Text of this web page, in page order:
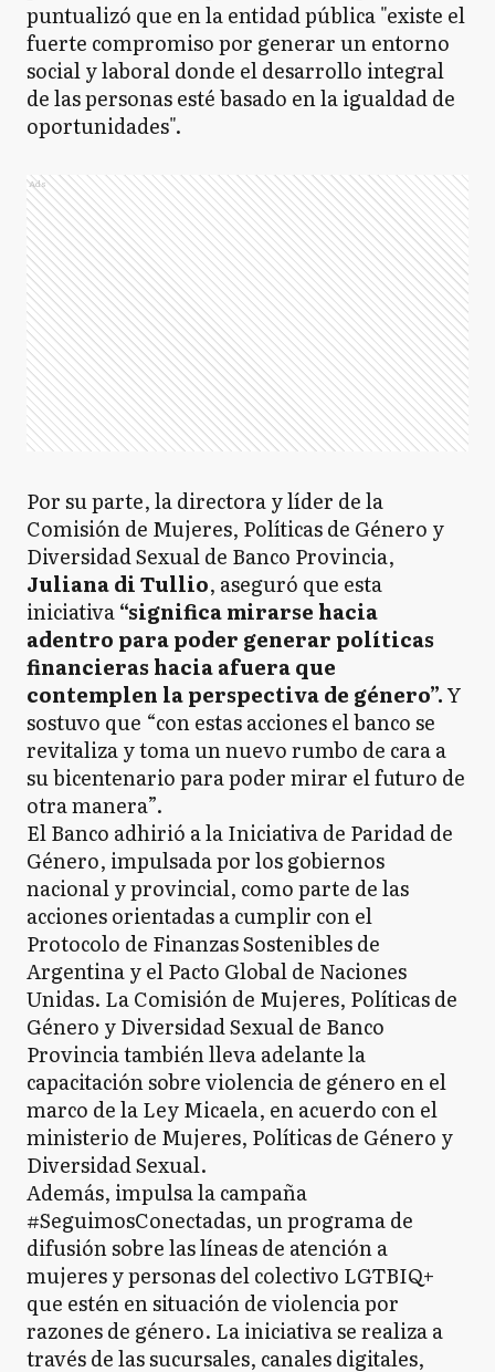
puntualizó que en la entidad pública "existe el
fuerte compromiso por generar un entorno
social y laboral donde el desarrollo integral
de las personas esté basado en la igualdad de
oportunidades".
Ads
Por su parte, la directora y líder de la
Comisión de Mujeres, Políticas de Género y
Diversidad Sexual de Banco Provincia,
Juliana di Tullio, aseguró que esta
iniciativa“significa mirarse hacia
adentro para poder generar políticas
financieras hacia afuera que
contemplen la perspectiva de género”.Y
sostuvo que “con estas acciones el banco se
revitaliza y toma un nuevo rumbo de cara a
su bicentenario para poder mirar el futuro de
otra manera”.
El Banco adhirió a la Iniciativa de Paridad de
Género, impulsada por los gobiernos
nacional y provincial, como parte de las
acciones orientadas a cumplir con el
Protocolo de Finanzas Sostenibles de
Argentina y el Pacto Global de Naciones
Unidas. La Comisión de Mujeres, Políticas de
Género y Diversidad Sexual de Banco
Provincia también lleva adelante la
capacitación sobre violencia de género en el
marco de la Ley Micaela, en acuerdo con el
ministerio de Mujeres, Políticas de Género y
Diversidad Sexual.
Además, impulsa la campaña
#SeguimosConectadas, un programa de
difusión sobre las líneas de atención a
mujeres y personas del colectivo LGTBIQ+
que estén en situación de violencia por
razones de género. La iniciativa se realiza a
través de las sucursales, canales digitales,